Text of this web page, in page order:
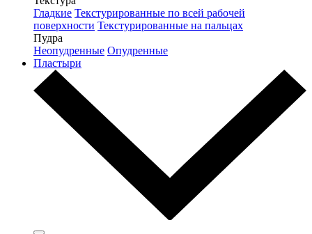
Гладкие Текстурированные по всей рабочей
поверхности Текстурированные на пальцах
Пудра
Неопудренные Опудренные
Пластыри